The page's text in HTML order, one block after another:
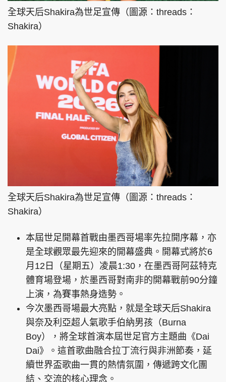
全球天后Shakira為世足宣傳（圖源：threads：
Shakira）
全球天后Shakira為世足宣傳（圖源：threads：
Shakira）
本屆世足開幕首戰由墨西哥場率先拉開序幕，亦
是全球觀眾最先迎來的開幕盛典。開幕式將於6
月12日（星期五）凌晨1:30，在墨西哥阿茲特克
體育場登場，於墨西哥對南非的開幕戰前90分鐘
上演，為賽事熱身造勢。
今次墨西哥場最大亮點，就是全球天后Shakira
與奈及利亞超人氣歌手伯納男孩（Burna
Boy），將全球首演本屆世足官方主題曲《Dai
Dai》。這首歌曲融合拉丁流行與非洲節奏，延
續世界盃歌曲一貫的熱情氛圍，傳遞跨文化團
結、交流的核心理念。